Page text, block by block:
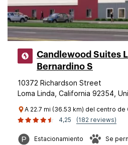
Candlewood Suites
Bernardino S
10372 Richardson Street
Loma Linda, California 92354,
A 22.7 mi (36.53 km) del centro de
4,25
(182 reviews)
Estacionamiento Se